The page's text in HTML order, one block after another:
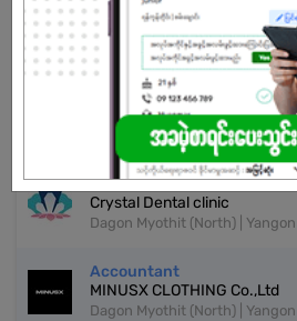
Sales Cashier
MiThaSu Mart
Dagon Myothit (North) | Yangon
Junior Accountant
UC Star Company Limited
Dagon Myothit (North) | Yangon
Accountant
Crystal Dental clinic
Dagon Myothit (North) | Yangon
Accountant
MINUSX CLOTHING Co.,Ltd
Dagon Myothit (North) | Yangon